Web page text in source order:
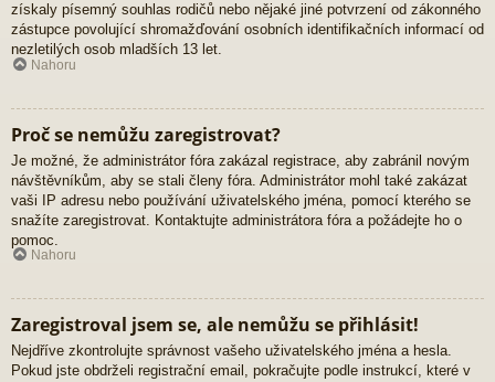
získaly písemný souhlas rodičů nebo nějaké jiné potvrzení od zákonného
zástupce povolující shromažďování osobních identifikačních informací od
nezletilých osob mladších 13 let.
Nahoru
Proč se nemůžu zaregistrovat?
Je možné, že administrátor fóra zakázal registrace, aby zabránil novým
návštěvníkům, aby se stali členy fóra. Administrátor mohl také zakázat
vaši IP adresu nebo používání uživatelského jména, pomocí kterého se
snažíte zaregistrovat. Kontaktujte administrátora fóra a požádejte ho o
pomoc.
Nahoru
Zaregistroval jsem se, ale nemůžu se přihlásit!
Nejdříve zkontrolujte správnost vašeho uživatelského jména a hesla.
Pokud jste obdrželi registrační email, pokračujte podle instrukcí, které v